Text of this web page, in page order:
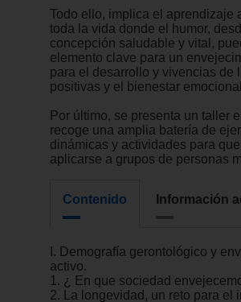
Todo ello, implica el aprendizaje
toda la vida donde el humor,
concepción saludable y vital,
elemento clave para un
para el desarrollo y vivencias de
positivas y el bienestar
Por último, se presenta un taller
recoge una amplia batería de
dinámicas y actividades para
aplicarse a grupos de personas
Contenido Información
I. Demografía gerontológico y
activo.
1. ¿ En que sociedad
2. La longevidad, un reto para el